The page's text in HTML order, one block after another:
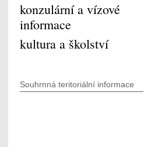
konzulární a vízové
informace
kultura a školství
Souhrnná teritoriální informace